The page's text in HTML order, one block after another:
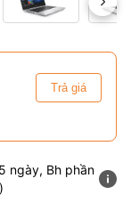
Trả giá
ngày, Bh phần